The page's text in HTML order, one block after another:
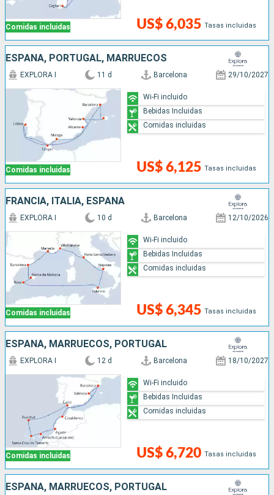
Comidas incluidas US$ 6,035 Tasas incluidas
ESPAÑA, PORTUGAL, MARRUECOS
Comidas incluidas
EXPLORA I 11 d Barcelona 29/10/2027
US$ 6,125 Tasas incluidas
Wi-Fi incluido
Bebidas Incluidas
Comidas incluidas
FRANCIA, ITALIA, ESPAÑA
Comidas incluidas
EXPLORA I 10 d Barcelona 12/10/2026
US$ 6,345 Tasas incluidas
Wi-Fi incluido
Bebidas Incluidas
Comidas incluidas
ESPAÑA, MARRUECOS, PORTUGAL
Comidas incluidas
EXPLORA I 12 d Barcelona 18/10/2027
US$ 6,720 Tasas incluidas
Wi-Fi incluido
Bebidas Incluidas
Comidas incluidas
ESPAÑA, MARRUECOS, PORTUGAL